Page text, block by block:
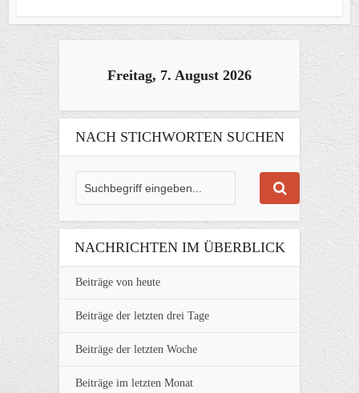
Freitag, 7. August 2026
NACH STICHWORTEN SUCHEN
NACHRICHTEN IM ÜBERBLICK
Beiträge von heute
Beiträge der letzten drei Tage
Beiträge der letzten Woche
Beiträge im letzten Monat